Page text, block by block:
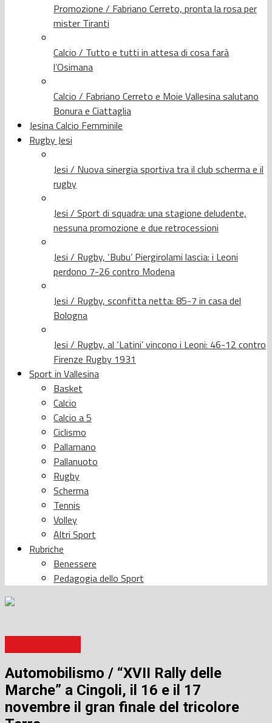
Promozione / Fabriano Cerreto, pronta la rosa per
mister Tiranti
Calcio / Tutto e tutti in attesa di cosa farà
l’Osimana
Calcio / Fabriano Cerreto e Moie Vallesina salutano
Bonura e Ciattaglia
Jesina Calcio Femminile
Rugby Jesi
Jesi / Nuova sinergia sportiva tra il club scherma e il
rugby
Jesi / Sport di squadra: una stagione deludente,
nessuna promozione e due retrocessioni
Jesi / Rugby, ‘Bubu’ Piergirolami lascia: i Leoni
perdono 7-26 contro Modena
Jesi / Rugby, sconfitta netta: 85-7 in casa del
Bologna
Jesi / Rugby, al ‘Latini’ vincono i Leoni: 46-12 contro
Firenze Rugby 1931
Sport in Vallesina
Basket
Calcio
Calcio a 5
Ciclismo
Pallamano
Pallanuoto
Rugby
Scherma
Tennis
Volley
Altri Sport
Rubriche
Benessere
Pedagogia dello Sport
Automobilismo / “XVII Rally delle
Marche” a Cingoli, il 16 e il 17
novembre il gran finale del tricolore